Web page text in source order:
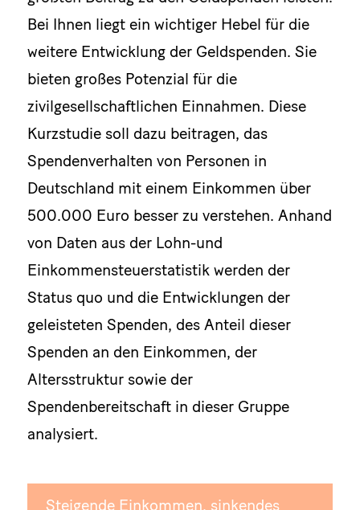
Bei Ihnen liegt ein wichtiger Hebel für die
weitere Entwicklung der Geldspenden. Sie
bieten großes Potenzial für die
zivilgesellschaftlichen Einnahmen. Diese
Kurzstudie soll dazu beitragen, das
Spendenverhalten von Personen in
Deutschland mit einem Einkommen über
500.000 Euro besser zu verstehen. Anhand
von Daten aus der Lohn-und
Einkommensteuerstatistik werden der
Status quo und die Entwicklungen der
geleisteten Spenden, des Anteil dieser
Spenden an den Einkommen, der
Altersstruktur sowie der
Spendenbereitschaft in dieser Gruppe
analysiert.
Steigende Einkommen, sinkendes